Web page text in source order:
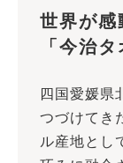
世界が感
「今治タ
四国愛媛県
つづけてき
ル産地とし